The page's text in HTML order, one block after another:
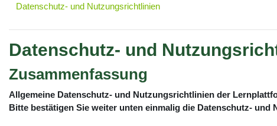
Datenschutz- und Nutzungsrichtlinien
Datenschutz- und
Zusammenfassung
Allgemeine Datenschutz- und Nutzungsrichtlinien der
Bitte bestätigen Sie weiter unten einmalig die Datenschutz-